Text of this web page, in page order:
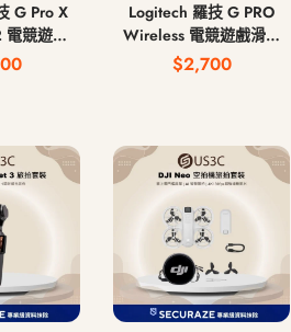
G Pro X
競遊戲
滑鼠
Logitech 羅技 G PRO
Wireless 電競遊戲滑鼠
無線滑鼠
$2,700